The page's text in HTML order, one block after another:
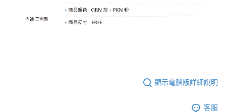
顯示電腦版詳細說明
客服